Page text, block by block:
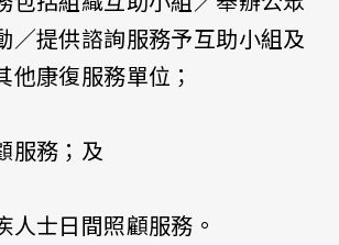
／提供諮詢服務予互助小組及
他康復服務單位；
服務；及
人士日間照顧服務。